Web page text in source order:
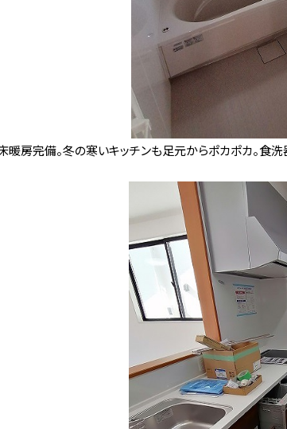
暖房完備。冬の寒いキッチンも足元からポカポカ。食洗